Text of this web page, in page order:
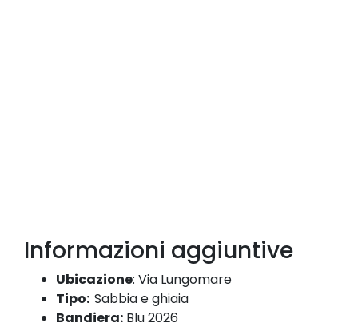
Informazioni aggiuntive
Ubicazione: Via Lungomare
Tipo: Sabbia e ghiaia
Bandiera: Blu 2026